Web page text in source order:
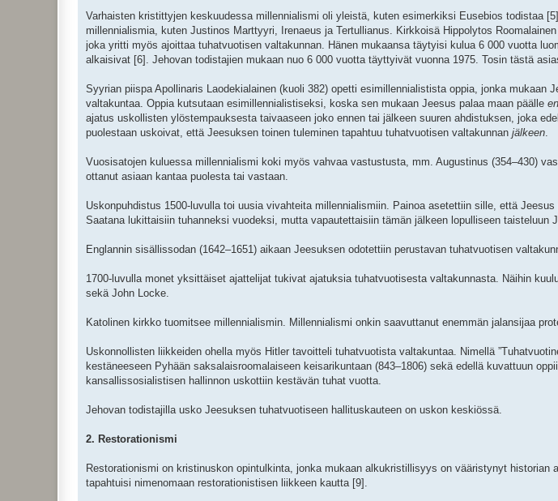
Varhaisten kristittyjen keskuudessa millennialismi oli yleistä, kuten esimerkiksi Eusebios todistaa
millennialismia, kuten Justinos Marttyyri, Irenaeus ja Tertullianus. Kirkkoisä Hippolytos
joka yritti myös ajoittaa tuhatvuotisen valtakunnan. Hänen mukaansa täytyisi kulua 6 000 vuotta
alkaisivat [6]. Jehovan todistajien mukaan nuo 6 000 vuotta täyttyivät vuonna 1975. Tosin tästä
Syyrian piispa Apollinaris Laodekialainen (kuoli 382) opetti esimillennialistista oppia, jonka mukaan
valtakuntaa. Oppia kutsutaan esimillennialistiseksi, koska sen mukaan Jeesus palaa maan päälle
ajatus uskollisten ylöstempauksesta taivaaseen joko ennen tai jälkeen suuren ahdistuksen, joka
puolestaan uskoivat, että Jeesuksen toinen tuleminen tapahtuu tuhatvuotisen valtakunnan jälkeen
Vuosisatojen kuluessa millennialismi koki myös vahvaa vastustusta, mm. Augustinus (354–430)
ottanut asiaan kantaa puolesta tai vastaan.
Uskonpuhdistus 1500-luvulla toi uusia vivahteita millennialismiin. Painoa asetettiin sille, että
Saatana lukittaisiin tuhanneksi vuodeksi, mutta vapautettaisiin tämän jälkeen lopulliseen taisteluun
Englannin sisällissodan (1642–1651) aikaan Jeesuksen odotettiin perustavan tuhatvuotisen
1700-luvulla monet yksittäiset ajattelijat tukivat ajatuksia tuhatvuotisesta valtakunnasta. Näihin
sekä John Locke.
Katolinen kirkko tuomitsee millennialismin. Millennialismi onkin saavuttanut enemmän jalansijaa
Uskonnollisten liikkeiden ohella myös Hitler tavoitteli tuhatvuotista valtakuntaa. Nimellä
kestäneeseen Pyhään saksalaisroomalaiseen keisarikuntaan (843–1806) sekä edellä kuvattuun
kansallissosialistisen hallinnon uskottiin kestävän tuhat vuotta.
Jehovan todistajilla usko Jeesuksen tuhatvuotiseen hallituskauteen on uskon keskiössä.
2. Restorationismi
Restorationismi on kristinuskon opintulkinta, jonka mukaan alkukristillisyys on vääristynyt historian
tapahtuisi nimenomaan restorationistisen liikkeen kautta [9].